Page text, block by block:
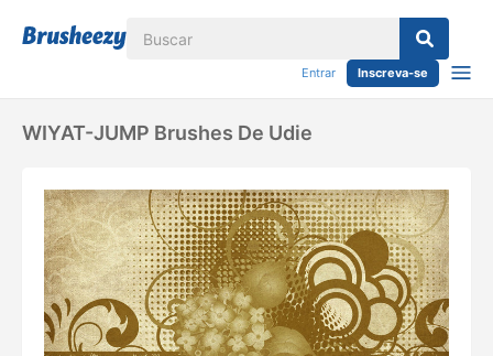
Entrar Inscreva-se
WIYAT-JUMP Brushes De Udie